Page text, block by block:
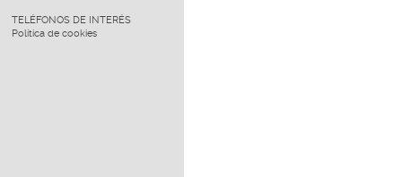
TELÉFONOS DE INTERÉS
Política de cookies